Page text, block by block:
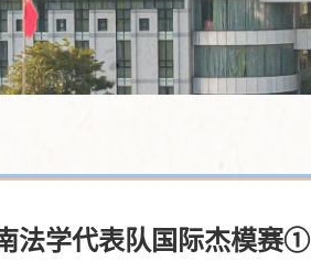
法学代表队国际杰模赛